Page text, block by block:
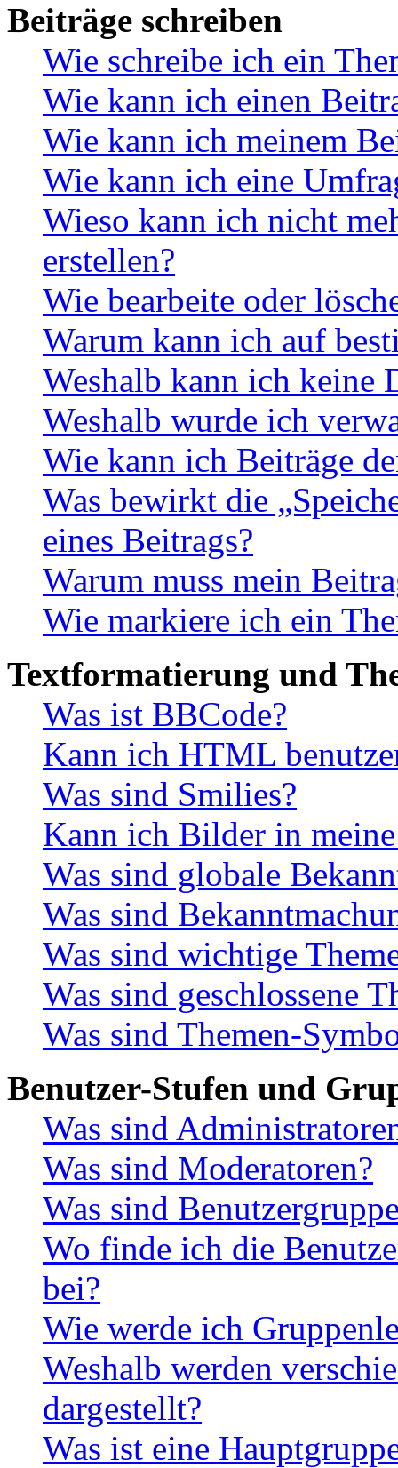
Beiträge schreiben
Wie schreibe ich ein
Wie kann ich einen
Wie kann ich meinem
Wie kann ich eine
Wieso kann ich nicht
erstellen?
Wie bearbeite oder
Warum kann ich auf
Weshalb kann ich keine
Weshalb wurde ich
Wie kann ich Beiträge
Was bewirkt die
eines Beitrags?
Warum muss mein
Wie markiere ich ein
Textformatierung und
Was ist BBCode?
Kann ich HTML
Was sind Smilies?
Kann ich Bilder in
Was sind globale
Was sind
Was sind wichtige
Was sind geschlossene
Was sind Themen-
Benutzer-Stufen und
Was sind
Was sind Moderatoren?
Was sind
Wo finde ich die
bei?
Wie werde ich
Weshalb werden
dargestellt?
Was ist eine